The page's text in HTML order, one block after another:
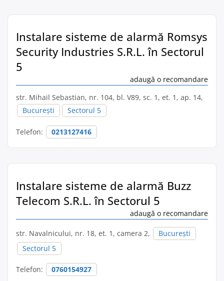
Instalare sisteme de alarmă Romsys
Security Industries S.R.L. în Sectorul
5
adaugă o recomandare
str. Mihail Sebastian, nr. 104, bl. V89, sc. 1, et. 1, ap. 14,
București
Sectorul 5
Telefon: 0213127416
Instalare sisteme de alarmă Buzz
Telecom S.R.L. în Sectorul 5
adaugă o recomandare
str. Navalnicului, nr. 18, et. 1, camera 2,
București
Sectorul 5
Telefon: 0760154927